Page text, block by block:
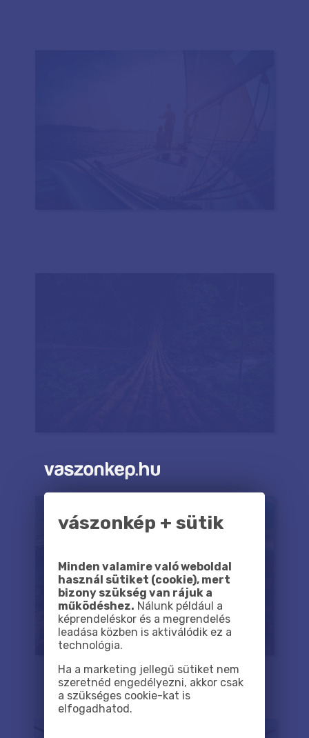
vászonkép + sütik
Minden valamire való weboldal
használ sütiket (cookie), mert
bizony szükség van rájuk a
működéshez. Nálunk például a
képrendeléskor és a megrendelés
leadása közben is aktiválódik ez a
technológia.
Ha a marketing jellegű sütiket nem
szeretnéd engedélyezni, akkor csak
a szükséges cookie-kat is
elfogadhatod.